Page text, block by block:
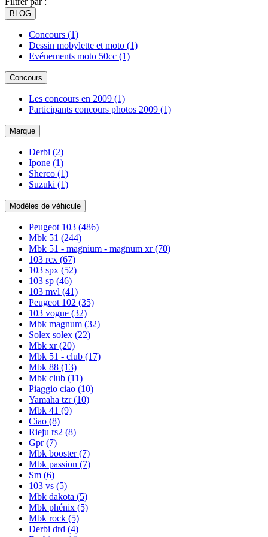
BLOG
Concours (1)
Dessin mobylette et moto (1)
Evénements moto 50cc (1)
Concours
Les concours en 2009 (1)
Participants concours photos 2009 (1)
Marque
Derbi (2)
Ipone (1)
Sherco (1)
Suzuki (1)
Modèles de véhicule
Peugeot 103 (486)
Mbk 51 (244)
Mbk 51 - magnium - magnum xr(70)
103 rcx (67)
103 spx (52)
103 sp (46)
103 mvl (41)
Peugeot 102 (35)
103 vogue (32)
Mbk magnum (32)
Solex solex (22)
Mbk xr(20)
Mbk 51 - club (17)
Mbk 88 (13)
Mbk club (11)
Piaggio ciao (10)
Yamaha tzr(10)
Mbk 41 (9)
Ciao (8)
Rieju rs2 (8)
Gpr(7)
Mbk booster(7)
Mbk passion (7)
Sm (6)
103 vs (5)
Mbk dakota (5)
Mbk phénix (5)
Mbk rock (5)
Derbi drd (4)